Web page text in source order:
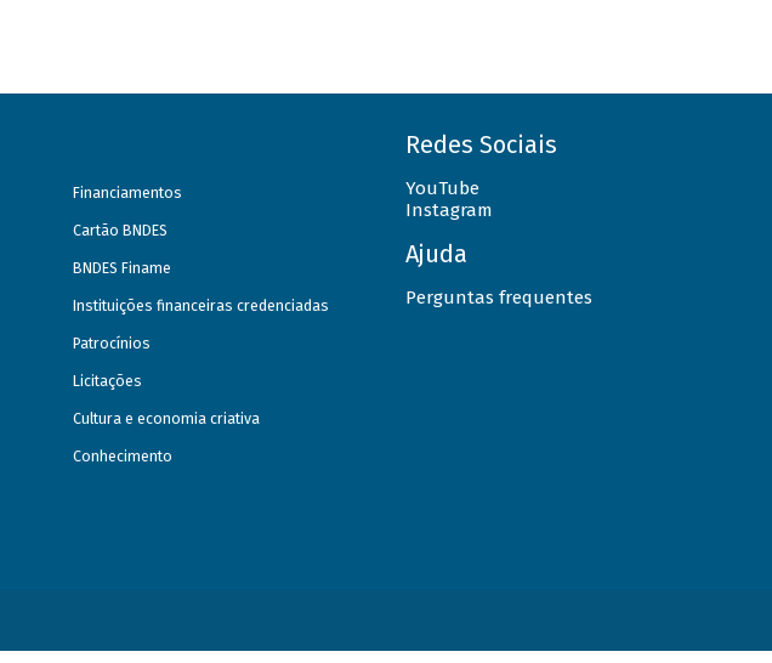
Financiamentos
Cartão BNDES
BNDES Finame
Instituições financeiras credenciadas
Patrocínios
Licitações
Cultura e economia criativa
Conhecimento
Redes Sociais
YouTube
Instagram
Ajuda
Perguntas frequentes